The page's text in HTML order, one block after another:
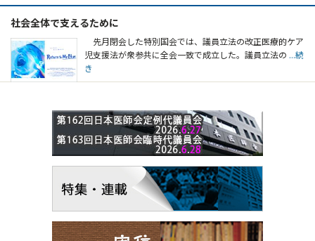
社会全体で支えるために
先月閉会した特別国会では、議員立法の改正医療的ケア
児支援法が衆参共に全会一致で成立した。議員立法の ...続
き